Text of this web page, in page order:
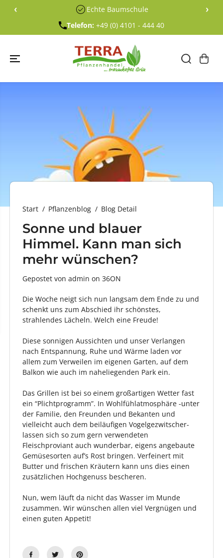
EN SIE ZU
‹ Echte Baumschule ›
Telefon: +49 (0) 4101 - 444 40
Start Pflanzenblog Blog Detail
Sonne und blauer
Himmel. Kann man sich
mehr wünschen?
Gepostet von admin on 36ON
Die Woche neigt sich nun langsam dem Ende zu und
schenkt uns zum Abschied ihr schönstes,
strahlendes Lächeln. Welch eine Freude!
Diese sonnigen Aussichten und unser Verlangen
nach Entspannung, Ruhe und Wärme laden vor
allem zum Verweilen im eigenen Garten, auf dem
Balkon wie auch im naheliegenden Park ein.
Das Grillen ist bei so einem großartigen Wetter fast
ein “Plichtprogramm”. In Wohlfühlatmosphäre -unter
der Familie, den Freunden und Bekanten und
vielleicht auch dem beiläufigen Vogelgezwitscher-
lassen sich so zum gern verwendeten
Fleischproviant auch wunderbar, eigens angebaute
Gemüsesorten auf’s Rost bringen. Verfeinert mit
Butter und frischen Kräutern kann uns dies einen
zusätzlichen Hochgenuss bescheren.
Nun, wem läuft da nicht das Wasser im Munde
zusammen. Wir wünschen allen viel Vergnügen und
einen guten Appetit!